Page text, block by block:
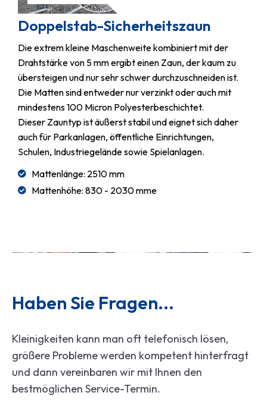
Doppelstab-Sicherheitszaun
Die extrem kleine Maschenweite kombiniert mit der
Drahtstärke von 5 mm ergibt einen Zaun, der kaum zu
übersteigen und nur sehr schwer durchzuschneiden ist.
Die Matten sind entweder nur verzinkt oder auch mit
mindestens 100 Micron Polyesterbeschichtet.
Dieser Zauntyp ist äußerst stabil und eignet sich daher
auch für Parkanlagen, öffentliche Einrichtungen,
Schulen, Industriegelände sowie Spielanlagen.
Mattenlänge: 2510 mm
Mattenhöhe: 830 - 2030 mme
Haben Sie Fragen...
Kleinigkeiten kann man oft telefonisch lösen,
größere Probleme werden kompetent hinterfragt
und dann vereinbaren wir mit Ihnen den
bestmöglichen Service-Termin.